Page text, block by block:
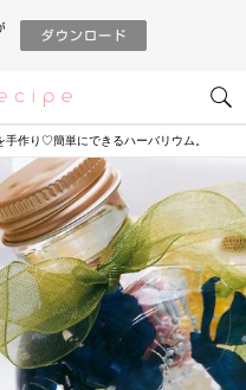
恋愛レシピ
手作り♡簡単にできるハーバリウム。